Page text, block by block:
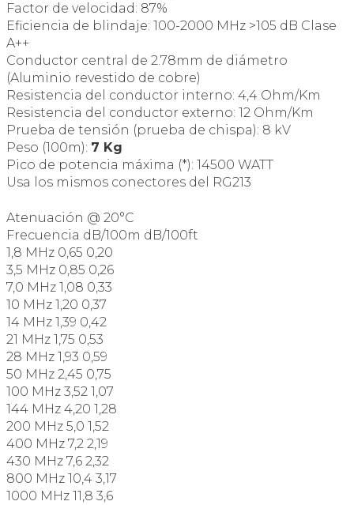
Factor de velocidad: 87%
Eficiencia de blindaje: 100-2000 MHz >105 dB Clase
A++
Conductor central de 2.78mm de diámetro
(Aluminio revestido de cobre)
Resistencia del conductor interno: 4,4 Ohm/Km
Resistencia del conductor externo: 12 Ohm/Km
Prueba de tensión (prueba de chispa): 8 kV
Peso (100m): 7 Kg
Pico de potencia máxima (*): 14500 WATT
Usa los mismos conectores del RG213
Atenuación @ 20°C
Frecuencia dB/100m dB/100ft
1,8 MHz 0,65 0,20
3,5 MHz 0,85 0,26
7,0 MHz 1,08 0,33
10 MHz 1,20 0,37
14 MHz 1,39 0,42
21 MHz 1,75 0,53
28 MHz 1,93 0,59
50 MHz 2,45 0,75
100 MHz 3,52 1,07
144 MHz 4,20 1,28
200 MHz 5,0 1,52
400 MHz 7,2 2,19
430 MHz 7,6 2,32
800 MHz 10,4 3,17
1000 MHz 11,8 3,6